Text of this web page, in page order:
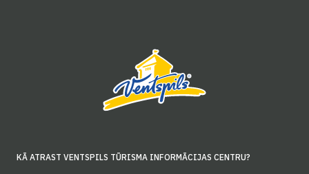
KĀ ATRAST VENTSPILS TŪRISMA INFORMĀCIJAS CENTRU?